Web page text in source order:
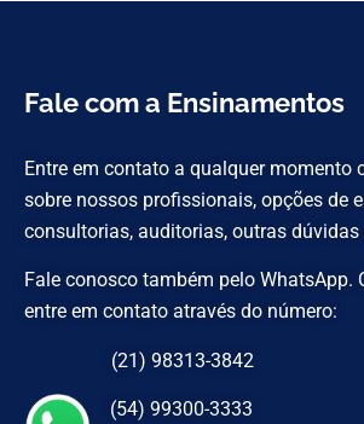
Fale com a Ensinamentos
Entre em contato a qualquer momento
sobre nossos profissionais, opções de
consultorias, auditorias, outras dúvidas
Fale conosco também pelo WhatsApp.
entre em contato através do número:
(21) 98313-3842
(54) 99300-3333